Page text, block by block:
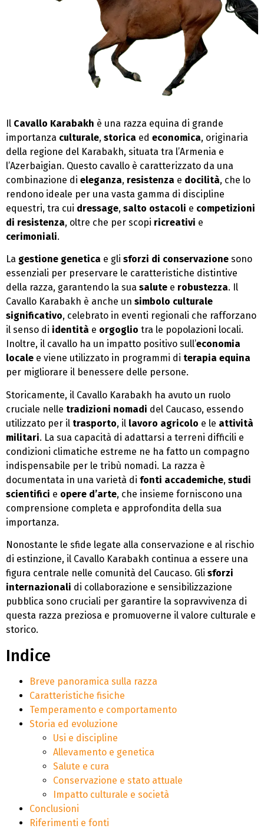
Il Cavallo Karabakh è una razza equina di grande
importanza culturale, storica ed economica, originaria
della regione del Karabakh, situata tra l’Armenia e
l’Azerbaigian. Questo cavallo è caratterizzato da una
combinazione di eleganza, resistenza e docilità, che lo
rendono ideale per una vasta gamma di discipline
equestri, tra cui dressage, salto ostacoli e competizioni
di resistenza, oltre che per scopi ricreativi e
cerimoniali.
La gestione genetica e gli sforzi di conservazione sono
essenziali per preservare le caratteristiche distintive
della razza, garantendo la sua salute e robustezza. Il
Cavallo Karabakh è anche un simbolo culturale
significativo, celebrato in eventi regionali che rafforzano
il senso di identità e orgoglio tra le popolazioni locali.
Inoltre, il cavallo ha un impatto positivo sull’economia
locale e viene utilizzato in programmi di terapia equina
per migliorare il benessere delle persone.
Storicamente, il Cavallo Karabakh ha avuto un ruolo
cruciale nelle tradizioni nomadi del Caucaso, essendo
utilizzato per il trasporto, il lavoro agricolo e le attività
militari. La sua capacità di adattarsi a terreni difficili e
condizioni climatiche estreme ne ha fatto un compagno
indispensabile per le tribù nomadi. La razza è
documentata in una varietà di fonti accademiche, studi
scientifici e opere d’arte, che insieme forniscono una
comprensione completa e approfondita della sua
importanza.
Nonostante le sfide legate alla conservazione e al rischio
di estinzione, il Cavallo Karabakh continua a essere una
figura centrale nelle comunità del Caucaso. Gli sforzi
internazionali di collaborazione e sensibilizzazione
pubblica sono cruciali per garantire la sopravvivenza di
questa razza preziosa e promuoverne il valore culturale e
storico.
Indice
Breve panoramica sulla razza
Caratteristiche fisiche
Temperamento e comportamento
Storia ed evoluzione
Usi e discipline
Allevamento e genetica
Salute e cura
Conservazione e stato attuale
Impatto culturale e società
Conclusioni
Riferimenti e fonti